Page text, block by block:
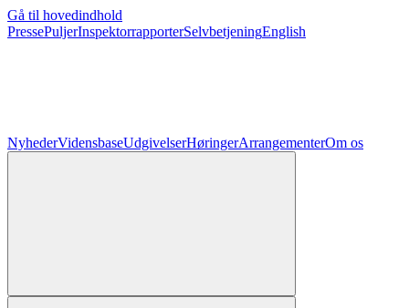
Gå til hovedindhold
PressePuljerInspektorrapporterSelvbetjeningEnglish
NyhederVidensbaseUdgivelserHøringerArrangementerOm os